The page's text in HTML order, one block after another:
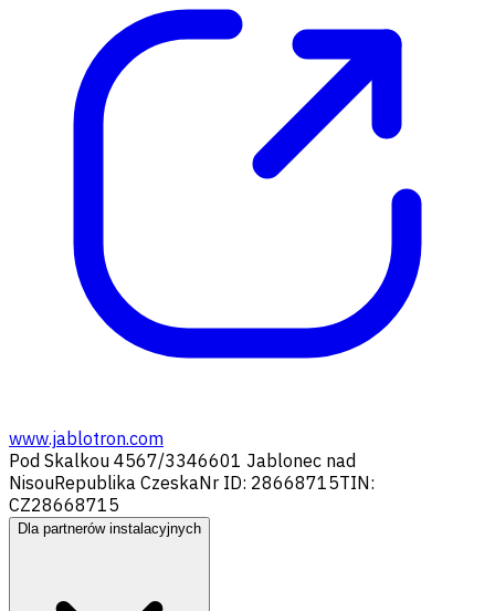
www.jablotron.com
Pod Skalkou 4567/3346601 Jablonec nad
NisouRepublika CzeskaNr ID: 28668715TIN:
CZ28668715
Dla partnerów instalacyjnych